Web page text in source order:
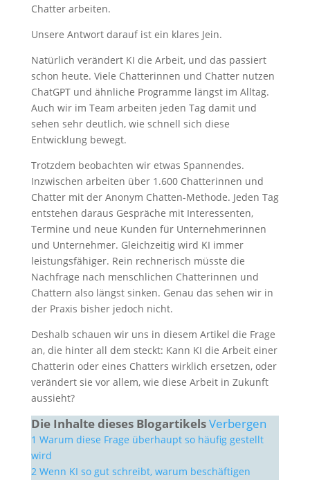
Chatter arbeiten.
Unsere Antwort darauf ist ein klares Jein.
Natürlich verändert KI die Arbeit, und das passiert
schon heute. Viele Chatterinnen und Chatter nutzen
ChatGPT und ähnliche Programme längst im Alltag.
Auch wir im Team arbeiten jeden Tag damit und
sehen sehr deutlich, wie schnell sich diese
Entwicklung bewegt.
Trotzdem beobachten wir etwas Spannendes.
Inzwischen arbeiten über 1.600 Chatterinnen und
Chatter mit der Anonym Chatten-Methode. Jeden Tag
entstehen daraus Gespräche mit Interessenten,
Termine und neue Kunden für Unternehmerinnen
und Unternehmer. Gleichzeitig wird KI immer
leistungsfähiger. Rein rechnerisch müsste die
Nachfrage nach menschlichen Chatterinnen und
Chattern also längst sinken. Genau das sehen wir in
der Praxis bisher jedoch nicht.
Deshalb schauen wir uns in diesem Artikel die Frage
an, die hinter all dem steckt: Kann KI die Arbeit einer
Chatterin oder eines Chatters wirklich ersetzen, oder
verändert sie vor allem, wie diese Arbeit in Zukunft
aussieht?
Die Inhalte dieses BlogartikelsVerbergen
1 Warum diese Frage überhaupt so häufig gestellt
wird
2 Wenn KI so gut schreibt, warum beschäftigen